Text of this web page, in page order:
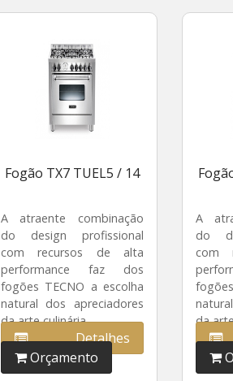
Fogão TX7 TUEL5 / 14
A atraente combinação
do design profissional
com recursos de alta
performance faz dos
fogões TECNO a escolha
natural dos apreciadores
da arte culinária.
Detalhes
Orçamento
A
do
com
da